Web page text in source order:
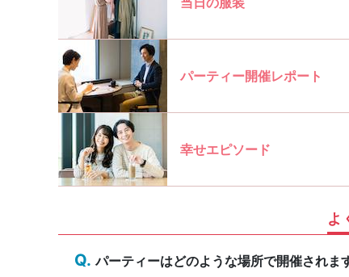
パーティー開催レポート
幸せエピソード
よ
パーティーはどのような場所で開催されま